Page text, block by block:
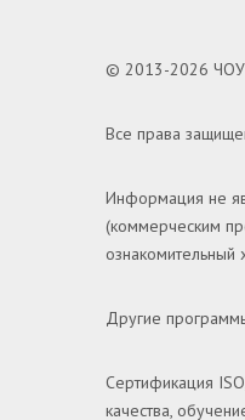
© 2013-2026 ЧОУ
Все права
Информация не
(коммерческим
ознакомительный
Другие
Сертификация
качества,